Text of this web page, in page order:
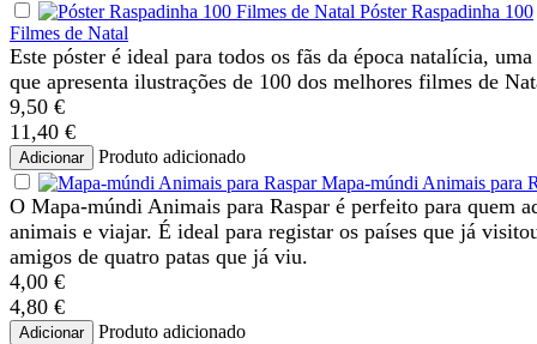
Póster Raspadinha 100
Filmes de Natal
Este póster é ideal para todos os fãs da época natalícia,
que apresenta ilustrações de 100 dos melhores filmes de
9,50 €
11,40 €
Adicionar
Produto adicionado
Mapa-múndi Animais para
O Mapa-múndi Animais para Raspar é perfeito para quem
animais e viajar. É ideal para registar os países que já
amigos de quatro patas que já viu.
4,00 €
4,80 €
Adicionar
Produto adicionado